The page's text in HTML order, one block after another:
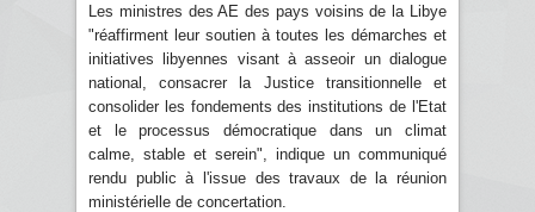
Les ministres des AE des pays voisins de la Libye
"réaffirment leur soutien à toutes les démarches et
initiatives libyennes visant à asseoir un dialogue
national, consacrer la Justice transitionnelle et
consolider les fondements des institutions de l'Etat
et le processus démocratique dans un climat
calme, stable et serein", indique un communiqué
rendu public à l'issue des travaux de la réunion
ministérielle de concertation.